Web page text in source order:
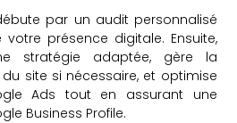
par un audit personnalisé
présence digitale. Ensuite,
stratégie adaptée, gère la
site si nécessaire, et optimise
Ads tout en assurant une
Business Profile.